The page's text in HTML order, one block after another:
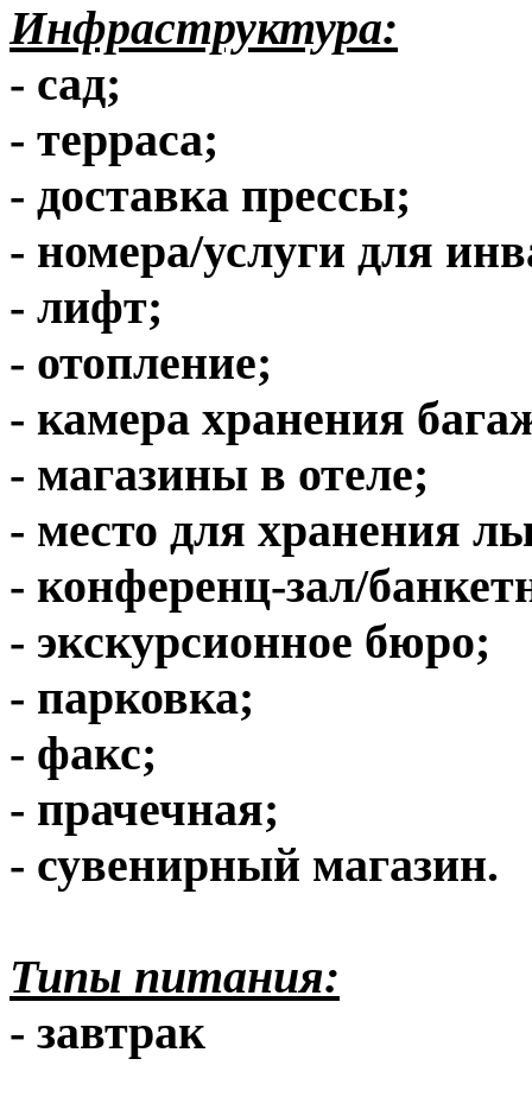
Инфраструктура:
- сад;
- терраса;
- доставка прессы;
- номера/услуги для
- лифт;
- отопление;
- камера хранения
- магазины в отеле;
- место для хранения
- конференц-зал/
- экскурсионное бюро;
- парковка;
- факс;
- прачечная;
- сувенирный магазин.
Типы питания:
- завтрак